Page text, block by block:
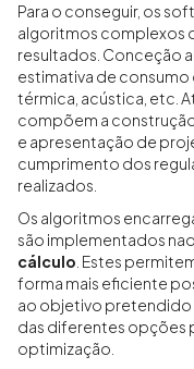
Para o conseguir, os
algoritmos complexos
resultados. Conceção
estimativa de consumo
térmica, acústica, etc.
compõem a
e apresentação de
cumprimento dos
realizados.
Os algoritmos
são implementados
cálculo . Estes
forma mais eficiente
ao objetivo pretendido
das diferentes opções
optimização.